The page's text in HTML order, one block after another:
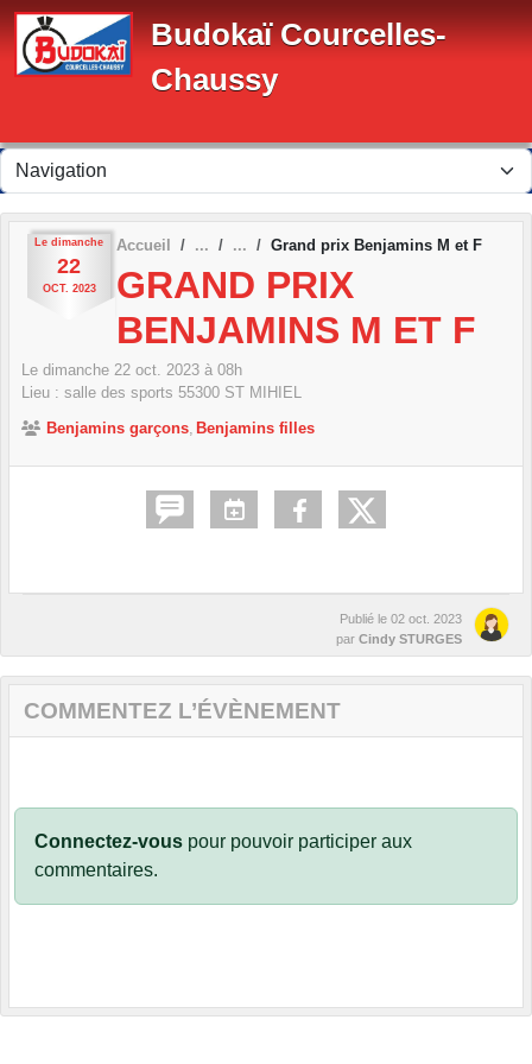
Budokaï Courcelles-
Chaussy
Le dimanche
22
OCT. 2023
Accueil Grand prix Benjamins M et F
GRAND PRIX
BENJAMINS M ET F
Le dimanche 22 oct. 2023 à 08h
Lieu : salle des sports 55300 ST MIHIEL
Benjamins garçons Benjamins filles
Publié le 02 oct. 2023
par Cindy STURGES
COMMENTEZ L’ÉVÈNEMENT
Connectez-vous pour pouvoir participer aux
commentaires.
Panneau de gestion des cookies